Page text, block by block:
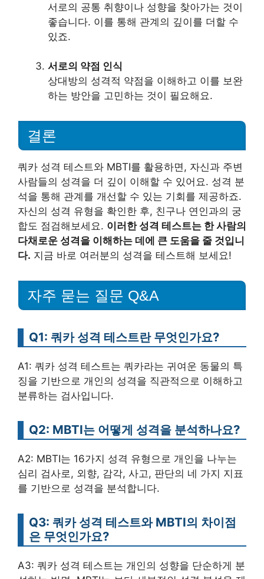
서로의 공통 취향이나 성향을 찾아가는 것이
좋습니다. 이를 통해 관계의 깊이를 더할 수
있죠.
서로의 약점 인식
상대방의 성격적 약점을 이해하고 이를 보완
하는 방안을 고민하는 것이 필요해요.
결론
쿼카 성격 테스트와 MBTI를 활용하면, 자신과 주변
사람들의 성격을 더 깊이 이해할 수 있어요. 성격 분
석을 통해 관계를 개선할 수 있는 기회를 제공하죠.
자신의 성격 유형을 확인한 후, 친구나 연인과의 궁
합도 점검해보세요. 이러한 성격 테스트는 한 사람의
다채로운 성격을 이해하는 데에 큰 도움을 줄 것입니
다. 지금 바로 여러분의 성격을 테스트해 보세요!
자주 묻는 질문 Q&A
Q1: 쿼카 성격 테스트란 무엇인가요?
A1: 쿼카 성격 테스트는 쿼카라는 귀여운 동물의 특
징을 기반으로 개인의 성격을 직관적으로 이해하고
분류하는 검사입니다.
Q2: MBTI는 어떻게 성격을 분석하나요?
A2: MBTI는 16가지 성격 유형으로 개인을 나누는
심리 검사로, 외향, 감각, 사고, 판단의 네 가지 지표
를 기반으로 성격을 분석합니다.
Q3: 쿼카 성격 테스트와 MBTI의 차이점
은 무엇인가요?
A3: 쿼카 성격 테스트는 개인의 성향을 단순하게 분